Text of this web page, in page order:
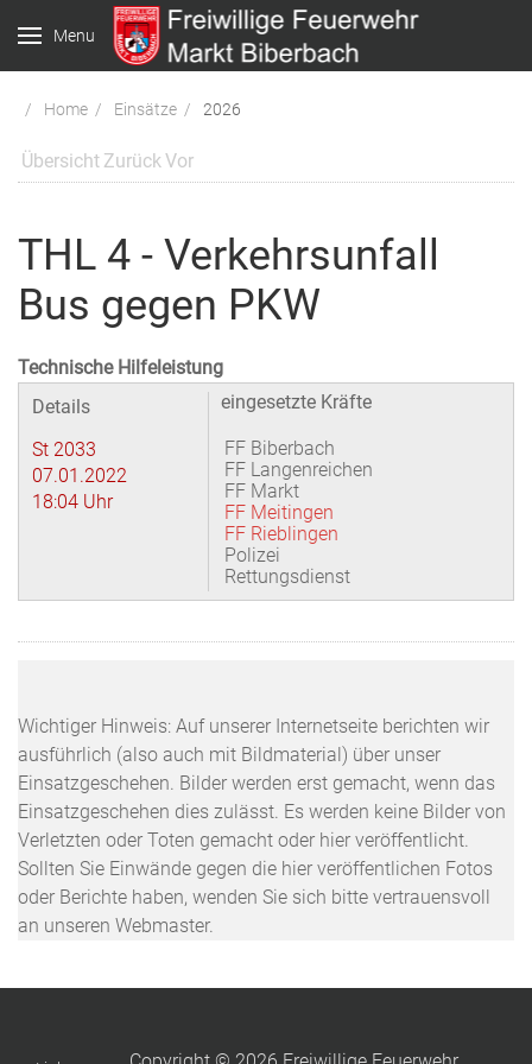
Menu
Home Einsätze 2026
Übersicht ZurückVor
THL 4 - Verkehrsunfall
Bus gegen PKW
Technische Hilfeleistung
Details
St 2033
07.01.2022
18:04 Uhr
eingesetzte Kräfte
FF Biberbach
FF Langenreichen
FF Markt
FF Meitingen
FF Rieblingen
Polizei
Rettungsdienst
Wichtiger Hinweis: Auf unserer Internetseite berichten wir
ausführlich (also auch mit Bildmaterial) über unser
Einsatzgeschehen. Bilder werden erst gemacht, wenn das
Einsatzgeschehen dies zulässt. Es werden keine Bilder von
Verletzten oder Toten gemacht oder hier veröffentlicht.
Sollten Sie Einwände gegen die hier veröffentlichen Fotos
oder Berichte haben, wenden Sie sich bitte vertrauensvoll
an unseren Webmaster.